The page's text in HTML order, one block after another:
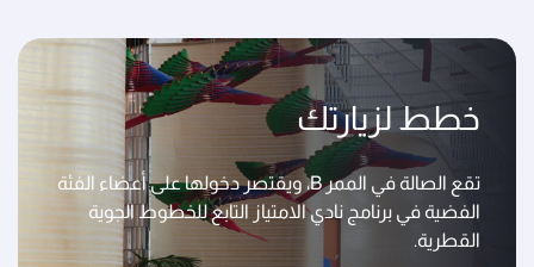
خطط لزيارتك
تقع الصالة في الممر B، ويقتصر دخولها على أعضاء الفئة
الفضية في برنامج نادي الامتياز التابع للخطوط الجوية
القطرية.